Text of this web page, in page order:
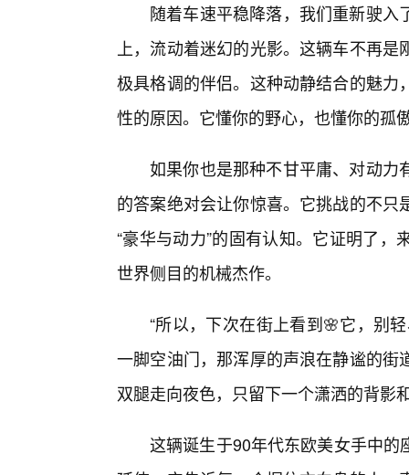
随着车速平稳降落，我们重新驶
上，流动着迷幻的光影。这辆车不再
极具格调的伴侣。这种动静结合的魅
性的原因。它懂你的野心，也懂你的孤
如果你也是那种不甘平庸、对动力
的答案绝对会让你惊喜。它挑战的不
“豪华与动力”的固有认知。它证明了
世界侧目的机械杰作。
“所以，下次在街上看到🌸它，别
一脚空油门，那浑厚的声浪在静谧的
双腿走向夜色，只留下一个潇洒的背影
这辆诞生于90年代东欧美女手中